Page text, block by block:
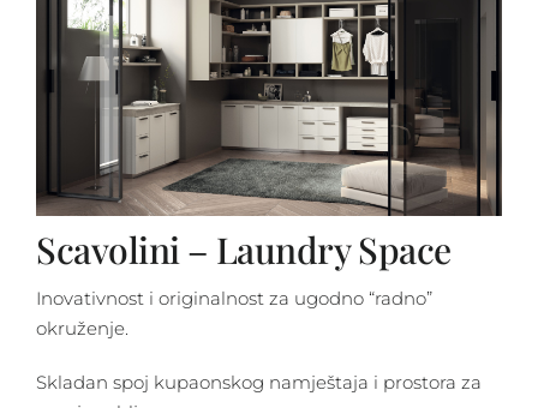
Scavolini – Laundry Space
Inovativnost i originalnost za ugodno “radno”
okruženje.
Skladan spoj kupaonskog namještaja i prostora za